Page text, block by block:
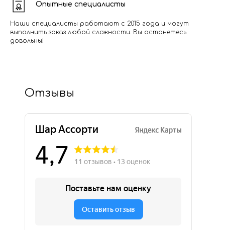
Опытные специалисты
Наши специалисты работают с 2015 года и могут
выполнить заказ любой сложности. Вы останетесь
довольны!
Отзывы